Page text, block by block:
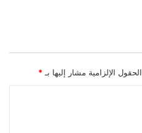
الحقول الإلزامية مشار إليها بـ *